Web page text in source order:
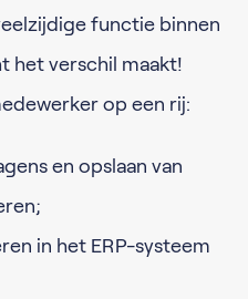
functie binnen
het verschil maakt!
op een rij:
en opslaan van
in het ERP-systeem